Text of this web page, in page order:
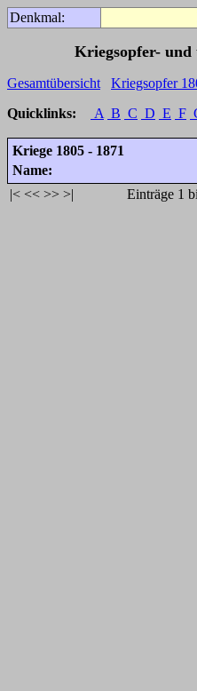
Denkmal:
Kriegsopfer- und
Gesamtübersicht Kriegsopfer
Quicklinks:
A B C D E F
Kriege 1805 - 1871
Name:
|< << >> >| Einträge 1